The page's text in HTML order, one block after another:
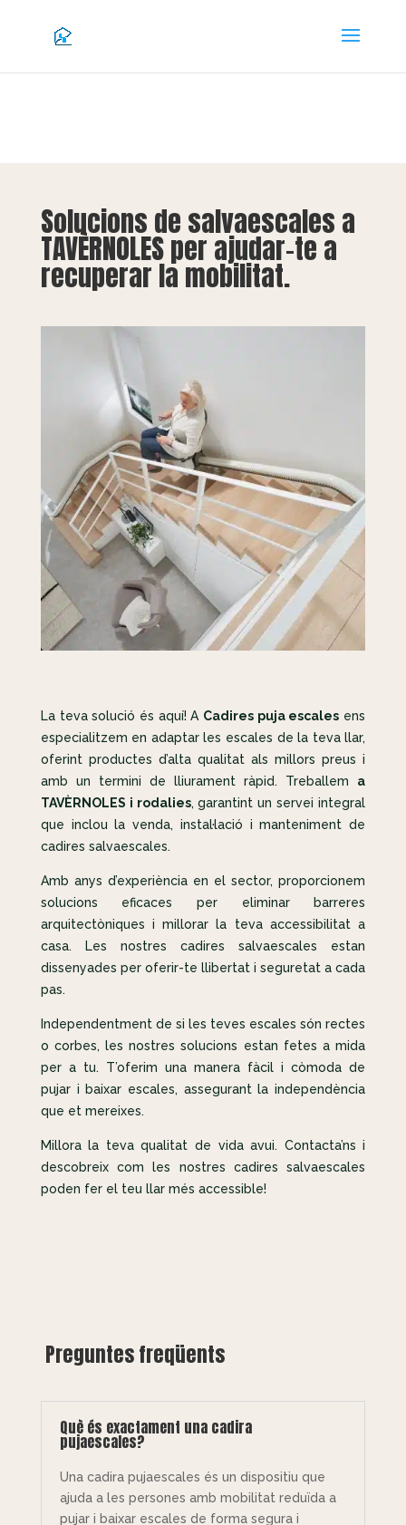
Solucions de salvaescales a
TAVÈRNOLES per ajudar-te a
recuperar la mobilitat.
La teva solució és aquí! A Cadires puja escales ens
especialitzem en adaptar les escales de la teva llar,
oferint productes d’alta qualitat als millors preus i
amb un termini de lliurament ràpid. Treballem a
TAVÈRNOLES i rodalies, garantint un servei integral
que inclou la venda, instal·lació i manteniment de
cadires salvaescales.
Amb anys d’experiència en el sector, proporcionem
solucions eficaces per eliminar barreres
arquitectòniques i millorar la teva accessibilitat a
casa. Les nostres cadires salvaescales estan
dissenyades per oferir-te llibertat i seguretat a cada
pas.
Independentment de si les teves escales són rectes
o corbes, les nostres solucions estan fetes a mida
per a tu. T’oferim una manera fàcil i còmoda de
pujar i baixar escales, assegurant la independència
que et mereixes.
Millora la teva qualitat de vida avui. Contacta’ns i
descobreix com les nostres cadires salvaescales
poden fer el teu llar més accessible!
Preguntes freqüents
Què és exactament una cadira
pujaescales?
Una cadira pujaescales és un dispositiu que
ajuda a les persones amb mobilitat reduïda a
pujar i baixar escales de forma segura i